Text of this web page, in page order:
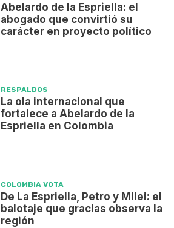
Abelardo de la Espriella: el
abogado que convirtió su
carácter en proyecto político
RESPALDOS
La ola internacional que
fortalece a Abelardo de la
Espriella en Colombia
COLOMBIA VOTA
De La Espriella, Petro y Milei: el
balotaje que gracias observa la
región